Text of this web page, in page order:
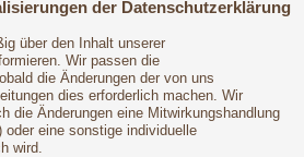
der Datenschutzerklärung
über den Inhalt unserer
Wir passen die
die Änderungen der von uns
dies erforderlich machen. Wir
die Änderungen eine Mitwirkungshandlung
oder eine sonstige individuelle
wird.